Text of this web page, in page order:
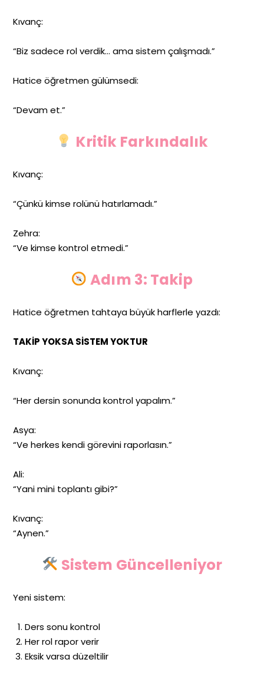
Kıvanç:
“Biz sadece rol verdik… ama sistem çalışmadı.”
Hatice öğretmen gülümsedi:
“Devam et.”
Kritik Farkındalık
Kıvanç:
“Çünkü kimse rolünü hatırlamadı.”
Zehra:
“Ve kimse kontrol etmedi.”
Adım 3: Takip
Hatice öğretmen tahtaya büyük harflerle yazdı:
TAKİP YOKSA SİSTEM YOKTUR
Kıvanç:
“Her dersin sonunda kontrol yapalım.”
Asya:
“Ve herkes kendi görevini raporlasın.”
Ali:
“Yani mini toplantı gibi?”
Kıvanç:
“Aynen.”
Sistem Güncelleniyor
Yeni sistem:
Ders sonu kontrol
Her rol rapor verir
Eksik varsa düzeltilir